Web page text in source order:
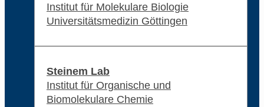
Institut für Molekulare Biologie
Universitätsmedizin Göttingen
Steinem Lab
Institut für Organische und
Biomolekulare Chemie